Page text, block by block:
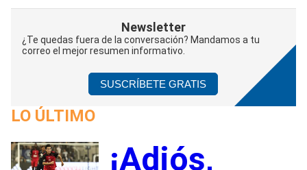
Newsletter
¿Te quedas fuera de la conversación? Mandamos a tu
correo el mejor resumen informativo.
SUSCRÍBETE GRATIS
LO ÚLTIMO
¡Adiós,